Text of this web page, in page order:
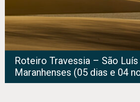
Roteiro Travessia – São
Maranhenses (05 dias e 04